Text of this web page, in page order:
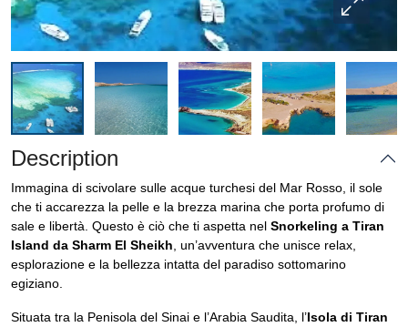
Description
Immagina di scivolare sulle acque turchesi del Mar Rosso, il sole
che ti accarezza la pelle e la brezza marina che porta profumo di
sale e libertà. Questo è ciò che ti aspetta nel Snorkeling a Tiran
Island da Sharm El Sheikh , un’avventura che unisce relax,
esplorazione e la bellezza intatta del paradiso sottomarino
egiziano.
Situata tra la Penisola del Sinai e l’Arabia Saudita, l’Isola di Tiran